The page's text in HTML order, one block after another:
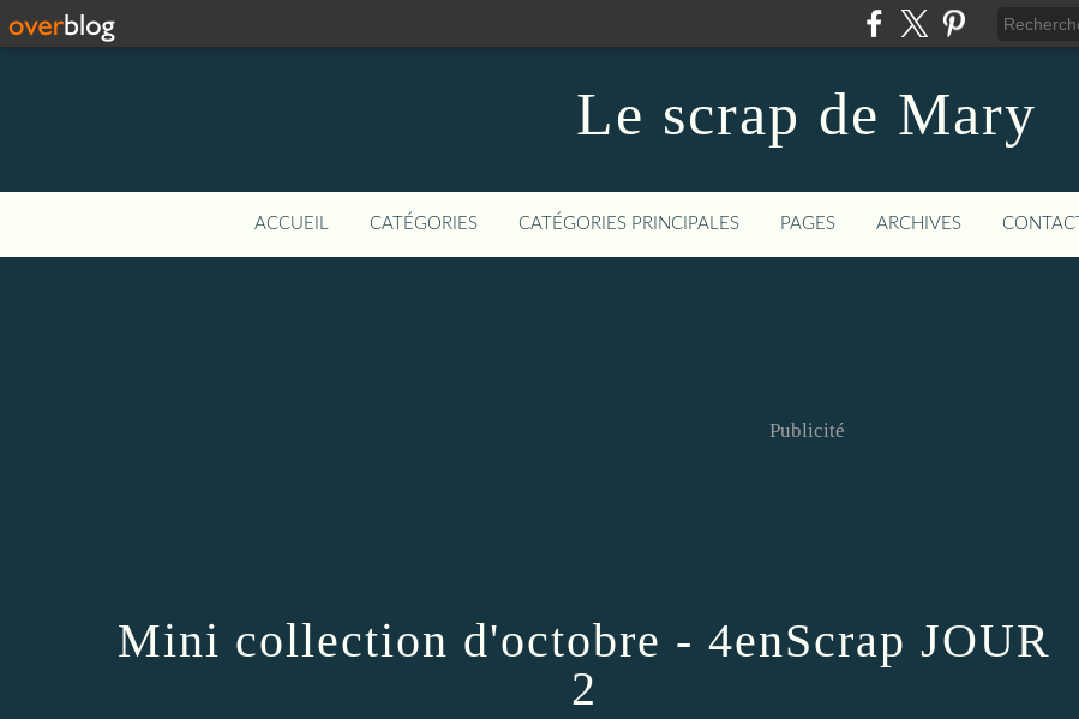
Le scrap de Mary
ACCUEIL CATÉGORIES CATÉGORIES PRINCIPALES PAGES ARCHIVES CONTACT
Publicité
Mini collection d'octobre - 4enScrap JOUR
2